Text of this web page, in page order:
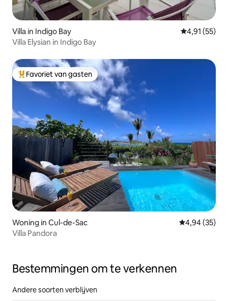
Villa in Indigo Bay Gemiddelde
4,91 (55)
Villa Elysian in Indigo Bay
Topfavoriet van gasten
Favoriet van gasten
Woning in Cul-de-Sac Gemiddelde
4,94 (35)
Villa Pandora
Bestemmingen om te verkennen
Andere soorten verblijven